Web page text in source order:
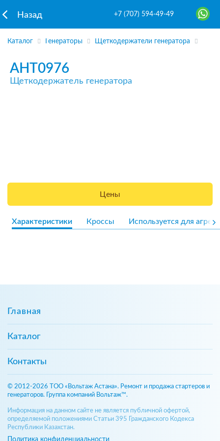
Назад +7 (707) 594-49-49
Каталог Генераторы Щеткодержатели генератора
AHT0976
Щеткодержатель генератора
Цены
Характеристики Кроссы Используется для
Главная
Каталог
Контакты
© 2012-2026 ТОО «Вольтаж Астана». Ремонт и продажа стартеров и
генераторов. Группа компаний Вольтаж™.
Информация на данном сайте не является публичной офертой,
определяемой положениями Статьи 395 Гражданского Кодекса
Республики Казахстан.
Политика конфиденциальности